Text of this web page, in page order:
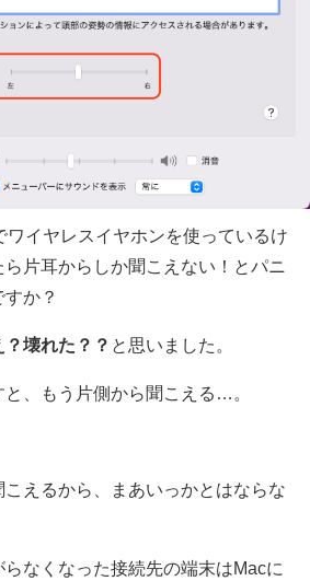
ワイヤレスイヤホンを使っているけ
片耳からしか聞こえない！とパニ
か？
？壊れた？？ と思いました。
、もう片側から聞こえる…。
えるから、まあいっかとはならな
なくなった接続先の端末はMacに